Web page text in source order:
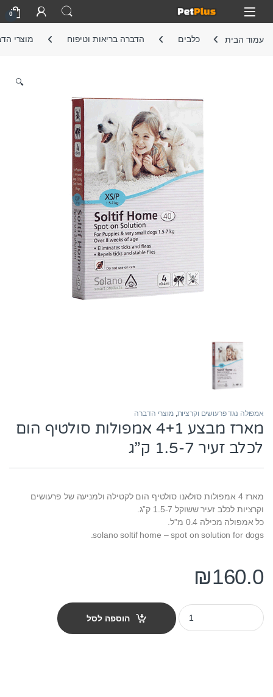
Skip to navigation
Skip to content
Open
0
עמוד הבית כלבים הדברה בריאות וטיפוח מוצרי
🔍
אמפולה נגד פרעושים וקרציות,מוצרי הדברה
מארז מבצע 4+1 אמפולות סולטיף הום
לכלב זעיר 1.5-7 ק”ג
מארז 4 אמפולות סולאנו סולטיף הום
לקטילה ולמניעה של פרעושים
וקרציות לכלב זעיר ששוקל 1.5-7 ק”ג.
כל אמפולה מכילה 0.4 מ”ל
.
solano soltif home – spot on solution for dogs.
₪160.0
מארז מבצע 4+1 אמפולות סולטיף הום לכלב זעיר 1.5-7 ק"ג quantity
הוספה לסל